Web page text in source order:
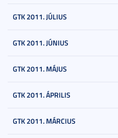
GTK 2011. JÚLIUS
GTK 2011. JÚNIUS
GTK 2011. MÁJUS
GTK 2011. ÁPRILIS
GTK 2011. MÁRCIUS